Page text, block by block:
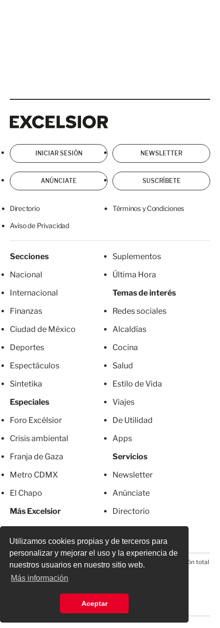
Utilizamos cookies propias y de terceros para
personalizar y mejorar el uso y la experiencia de
nuestros usuarios en nuestro sitio web.
Más información
Aceptar
INICIAR SESIÓN NEWSLETTER
ANÚNCIATE SUSCRÍBETE
Directorio Términos y Condiciones
Aviso de Privacidad
Secciones
Nacional
Internacional
Finanzas
Ciudad de México
Deportes
Espectáculos
Sintetika
Especiales
Foro Excélsior
Crisis ambiental
Franja de Gaza
Metro CDMX
El Chapo
Más Excelsior
Suplementos
Última Hora
Temas de interés
Redes sociales
Alcaldías
Cocina
Salud
Estilo de Vida
Viajes
De Utilidad
Apps
Servicios
Newsletter
Anúnciate
Directorio
© 2026 Todos los derechos reservados. Prohibida la reproducción total
o parcial, incluyendo cualquier medio electrónico*